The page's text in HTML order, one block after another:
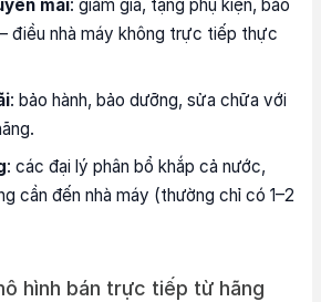
mãi: giảm giá, tặng phụ kiện, bảo
điều nhà máy không trực tiếp thực
: bảo hành, bảo dưỡng, sửa chữa với
: các đại lý phân bổ khắp cả nước,
cần đến nhà máy (thường chỉ có 1–2
hình bán trực tiếp từ hãng